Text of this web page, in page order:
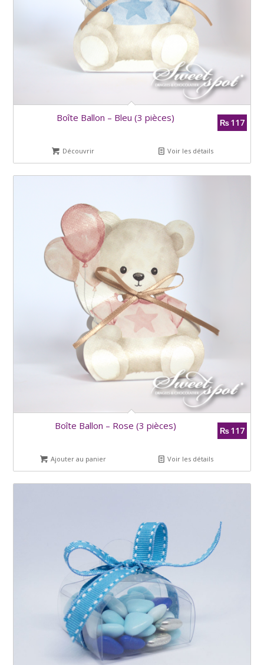
Boîte Ballon – Bleu (3 pièces) ₨117
Découvrir Voir les détails
Boîte Ballon – Rose (3 pièces) ₨117
Ajouter au panier Voir les détails